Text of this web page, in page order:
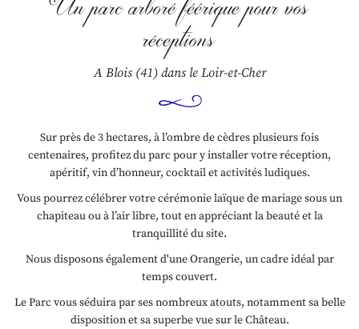
réceptions
A Blois (41) dans le Loir-et-Cher
Sur près de 3 hectares, à l’ombre de cèdres plusieurs fois
centenaires, profitez du parc pour y installer votre réception,
apéritif, vin d’honneur, cocktail et activités ludiques.
Vous pourrez célébrer votre cérémonie laïque de mariage sous un
chapiteau ou à l’air libre, tout en appréciant la beauté et la
tranquillité du site.
Nous disposons également d'une Orangerie, un cadre idéal par
temps couvert.
Le Parc vous séduira par ses nombreux atouts, notamment sa belle
disposition et sa superbe vue sur le Château.